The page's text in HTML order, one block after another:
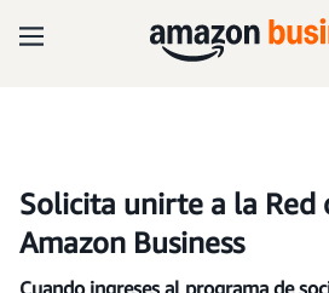
Solicita unirte a la Red
Amazon Business
Cuando ingreses al programa de